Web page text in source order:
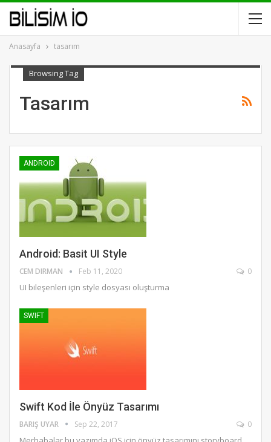
Anasayfa tasarım
Browsing Tag
Tasarım
ANDROID
Android: Basit UI Style
CEM DIRMAN Feb 11, 2020 0
UI bileşenleri için style dosyası oluşturma
SWIFT
Swift Kod İle Önyüz Tasarımı
BARIŞ UYAR Sep 22, 2017 0